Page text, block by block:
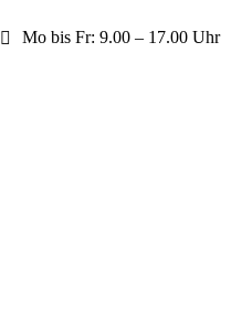
Mo bis Fr: 9.00 – 17.00 Uhr